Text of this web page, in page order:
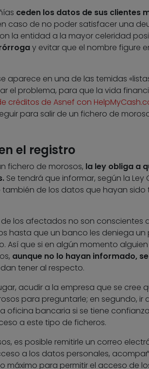
ceden los datos de sus clientes
caso de no poder satisfacer una
la entidad a la mayor celeridad
y evitar que el nombre figure
aparece en una de las temidas
el problema, para que la vida
créditos de Asnef con
para salir de un fichero de
el registro
fichero de morosos, la ley obliga a
Se tendrá que informar, según la Ley
también de los datos que hayan
los afectados no son conscientes
hasta que un banco les deniega
Así que si en algún momento
aunque no lo hayan informado,
tener al respecto.
acudir a la empresa que se cree
para preguntarle; en segundo, ir
oficina bancaria si se tiene
a este tipo de ficheros.
es posible remitirle un correo
a los datos personales,
para permitir el acceso de